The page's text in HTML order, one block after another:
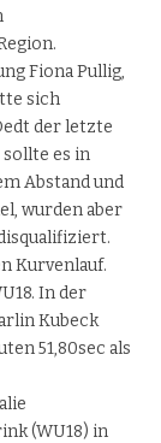
Fiona Pullig,
sich
der letzte
sollte es in
Abstand und
wurden aber
Kurvenlauf.
In der
Kubeck
51,80sec als
(WU18) in